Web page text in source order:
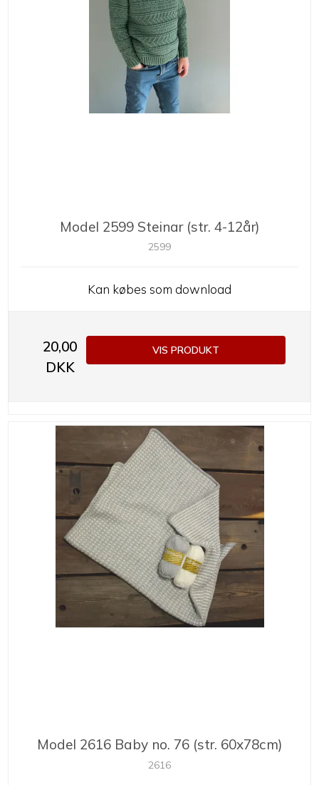
Model 2599 Steinar (str. 4-12år)
2599
Kan købes som download
20,00
DKK
VIS PRODUKT
Model 2616 Baby no. 76 (str. 60x78cm)
2616